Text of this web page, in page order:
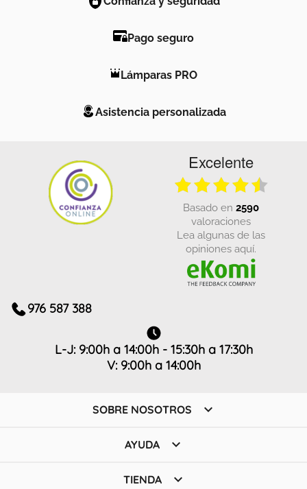
Pago seguro
Lámparas PRO
Asistencia personalizada
Excelente
basado en 2590
valoraciones
Lea algunas de las
opiniones aquí.
976 587 388
L-J: 9:00h a 14:00h - 15:30h a 17:30h
V: 9:00h a 14:00h
SOBRE NOSOTROS 
AYUDA 
TIENDA 